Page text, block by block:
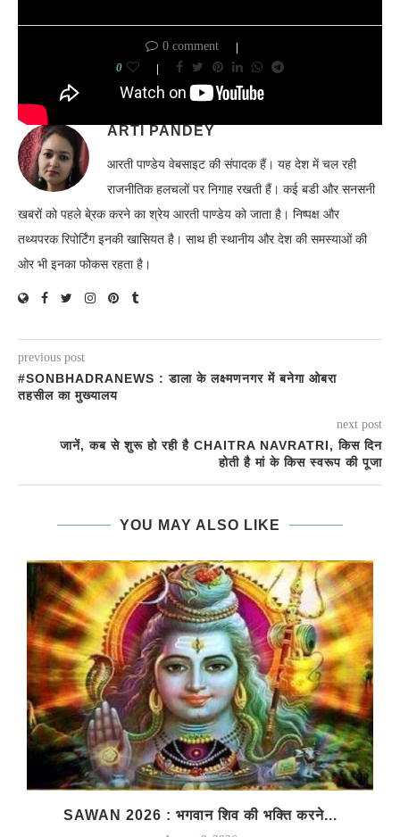
0 comment
0
ARTI PANDEY
आरती पाण्डेय वेबसाइट की संपादक हैं। यह देश में चल रही
राजनीतिक हलचलों पर निगाह रखती हैं। कई बडी और सनसनी
खबरों को पहले बे्रक करने का श्रेय आरती पाण्डेय को जाता है। निष्पक्ष और
तथ्यपरक रिपोर्टिंग इनकी खासियत है। साथ ही स्थानीय और देश की समस्याओं की
ओर भी इनका फोकस रहता है।
previous post
#SONBHADRANEWS : डाला के लक्ष्मणनगर में बनेगा ओबरा
तहसील का मुख्यालय
next post
जानें, कब से शुरू हो रही है CHAITRA NAVRATRI, किस दिन
होती है मां के किस स्वरूप की पूजा
YOU MAY ALSO LIKE
SAWAN 2026 : भगवान शिव की भक्ति करने...